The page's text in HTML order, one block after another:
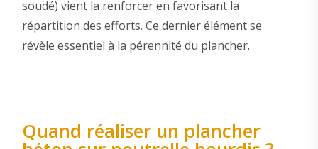
soudé) vient la renforcer en favorisant la
répartition des efforts. Ce dernier élément se
révèle essentiel à la pérennité du plancher.
Quand réaliser un plancher